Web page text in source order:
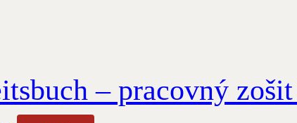
– pracovný